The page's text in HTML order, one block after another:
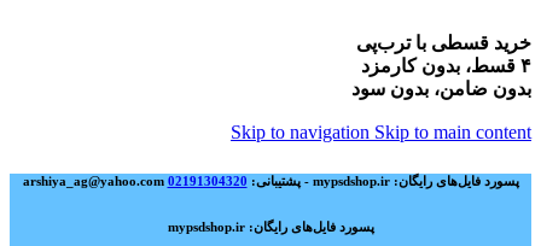
خرید قسطی با ترب‌پی
۴ قسط، بدون کارمزد
بدون ضامن، بدون سود
Skip to navigation Skip to main content
پسورد فایل‌های رایگان: mypsdshop.ir - پشتیبانی: arshiya_ag@yahoo.com 02191304320
پسورد فایل‌های رایگان: mypsdshop.ir